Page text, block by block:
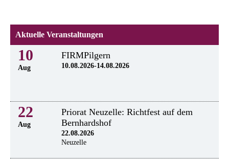
Aktuelle Veranstaltungen
10
Aug
FIRMPilgern
10.08.2026-14.08.2026
22
Aug
Priorat Neuzelle: Richtfest auf dem
Bernhardshof
22.08.2026
Neuzelle